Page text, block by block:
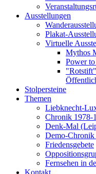
Ausstellungen
Plakat-
Virtuelle
Mythos
Power
Stolpersteine
Themen
Liebknecht-
Chronik 1978-
Denk-Mal
Demo-Chronik
Friedensgebete
Fernsehen in
Kontakt